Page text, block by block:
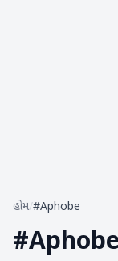
હોમ/#Aphobe
#Aphobe